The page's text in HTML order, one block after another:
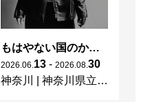
もはやない国のかつてない光 東ドイツの女性写真家たち
2026 06 13 - 2026 08 30
神奈川
神奈川県立近代美術館 葉山